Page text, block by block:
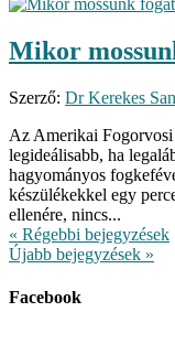
Mikor
Szerző: Dr Kerekes
Az Amerikai Fogorvosi
legideálisabb, ha
hagyományos
készülékekkel egy
ellenére, nincs...
« Régebbi bejegyzések
Újabb bejegyzések »
Facebook